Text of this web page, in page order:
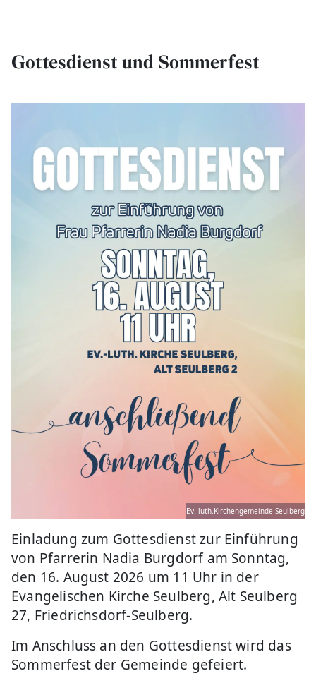
Gottesdienst und Sommerfest
Ev.-luth.Kirchengemeinde Seulberg
Einladung zum Gottesdienst zur Einführung
von Pfarrerin Nadia Burgdorf am Sonntag,
den 16. August 2026 um 11 Uhr in der
Evangelischen Kirche Seulberg, Alt Seulberg
27, Friedrichsdorf-Seulberg.
Im Anschluss an den Gottesdienst wird das
Sommerfest der Gemeinde gefeiert.